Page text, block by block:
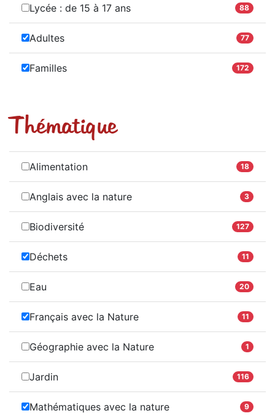
Lycée : de 15 à 17 ans 88
Adultes 77
Familles 172
Thématique
Alimentation 18
Anglais avec la nature 3
Biodiversité 127
Déchets 11
Eau 20
Français avec la Nature 11
Géographie avec la Nature 1
Jardin 116
Mathématiques avec la nature 9